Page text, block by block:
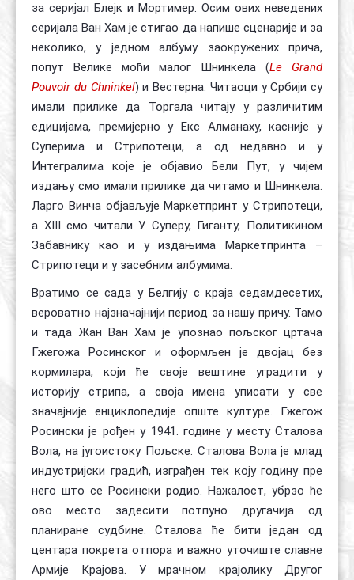
за серијал Блејк и Мортимер. Осим ових неведених
серијала Ван Хам је стигао да напише сценарије и за
неколико, у једном албуму заокружених прича,
попут Велике моћи малог Шнинкела (Le Grand
Pouvoir du Chninkel) и Вестерна. Читаоци у Србији су
имали прилике да Торгала читају у различитим
едицијама, премијерно у Екс Алманаху, касније у
Суперима и Стрипотеци, а од недавно и у
Интегралима које је објавио Бели Пут, у чијем
издању смо имали прилике да читамо и Шнинкела.
Ларго Винча објављује Маркетпринт у Стрипотеци,
а XIII смо читали У Суперу, Гиганту, Политикином
Забавнику као и у издањима Маркетпринта –
Стрипотеци и у засебним албумима.
Вратимо се сада у Белгију с краја седамдесетих,
вероватно најзначајнији период за нашу причу. Тамо
и тада Жан Ван Хам је упознао пољског цртача
Гжегожа Росинског и оформљен је двојац без
кормилара, који ће своје вештине уградити у
историју стрипа, а своја имена уписати у све
значајније енциклопедије опште културе. Гжегож
Росински је рођен у 1941. године у месту Сталова
Вола, на југоистоку Пољске. Сталова Вола је млад
индустријски градић, изграђен тек коју годину пре
него што се Росински родио. Нажалост, убрзо ће
ово место задесити потпуно другачија од
планиране судбине. Сталова ће бити један од
центара покрета отпора и важно уточиште славне
Армије Крајова. У мрачном крајолику Другог